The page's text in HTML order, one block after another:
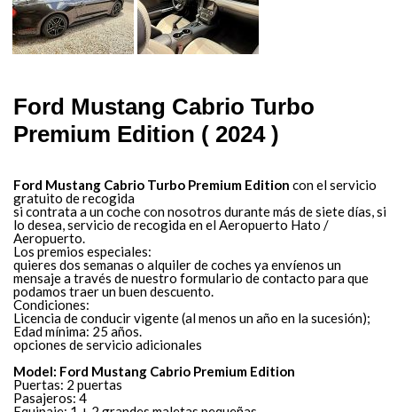
Ford Mustang Cabrio Turbo
Premium Edition ( 2024 )
Ford Mustang Cabrio Turbo Premium Edition con el servicio
gratuito de recogida
si contrata a un coche con nosotros durante más de siete días, si
lo desea, servicio de recogida en el Aeropuerto Hato /
Aeropuerto.
Los premios especiales:
quieres dos semanas o alquiler de coches ya envíenos un
mensaje a través de nuestro formulario de contacto para que
podamos traer un buen descuento.
Condiciones:
Licencia de conducir vigente (al menos un año en la sucesión);
Edad mínima: 25 años.
opciones de servicio adicionales
Model: Ford Mustang Cabrio Premium Edition
Puertas: 2 puertas
Pasajeros: 4